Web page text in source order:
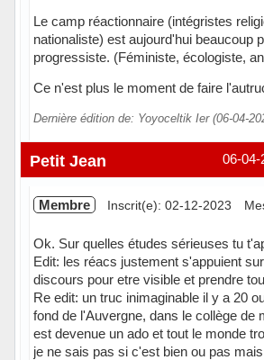
Le camp réactionnaire (intégristes
nationaliste) est aujourd'hui beaucoup
progressiste. (Féministe, écologiste,
Ce n'est plus le moment de faire
Dernière édition de: Yoyoceltik Ier (06-04-
06-04-
Petit Jean
Membre Inscrit(e): 02-12-2023
Ok. Sur quelles études sérieuses tu
Edit: les réacs justement s'appuient
discours pour etre visible et prendre
Re edit: un truc inimaginable il y a 20
fond de l'Auvergne, dans le collège de
est devenue un ado et tout le monde
je ne sais pas si c'est bien ou pas